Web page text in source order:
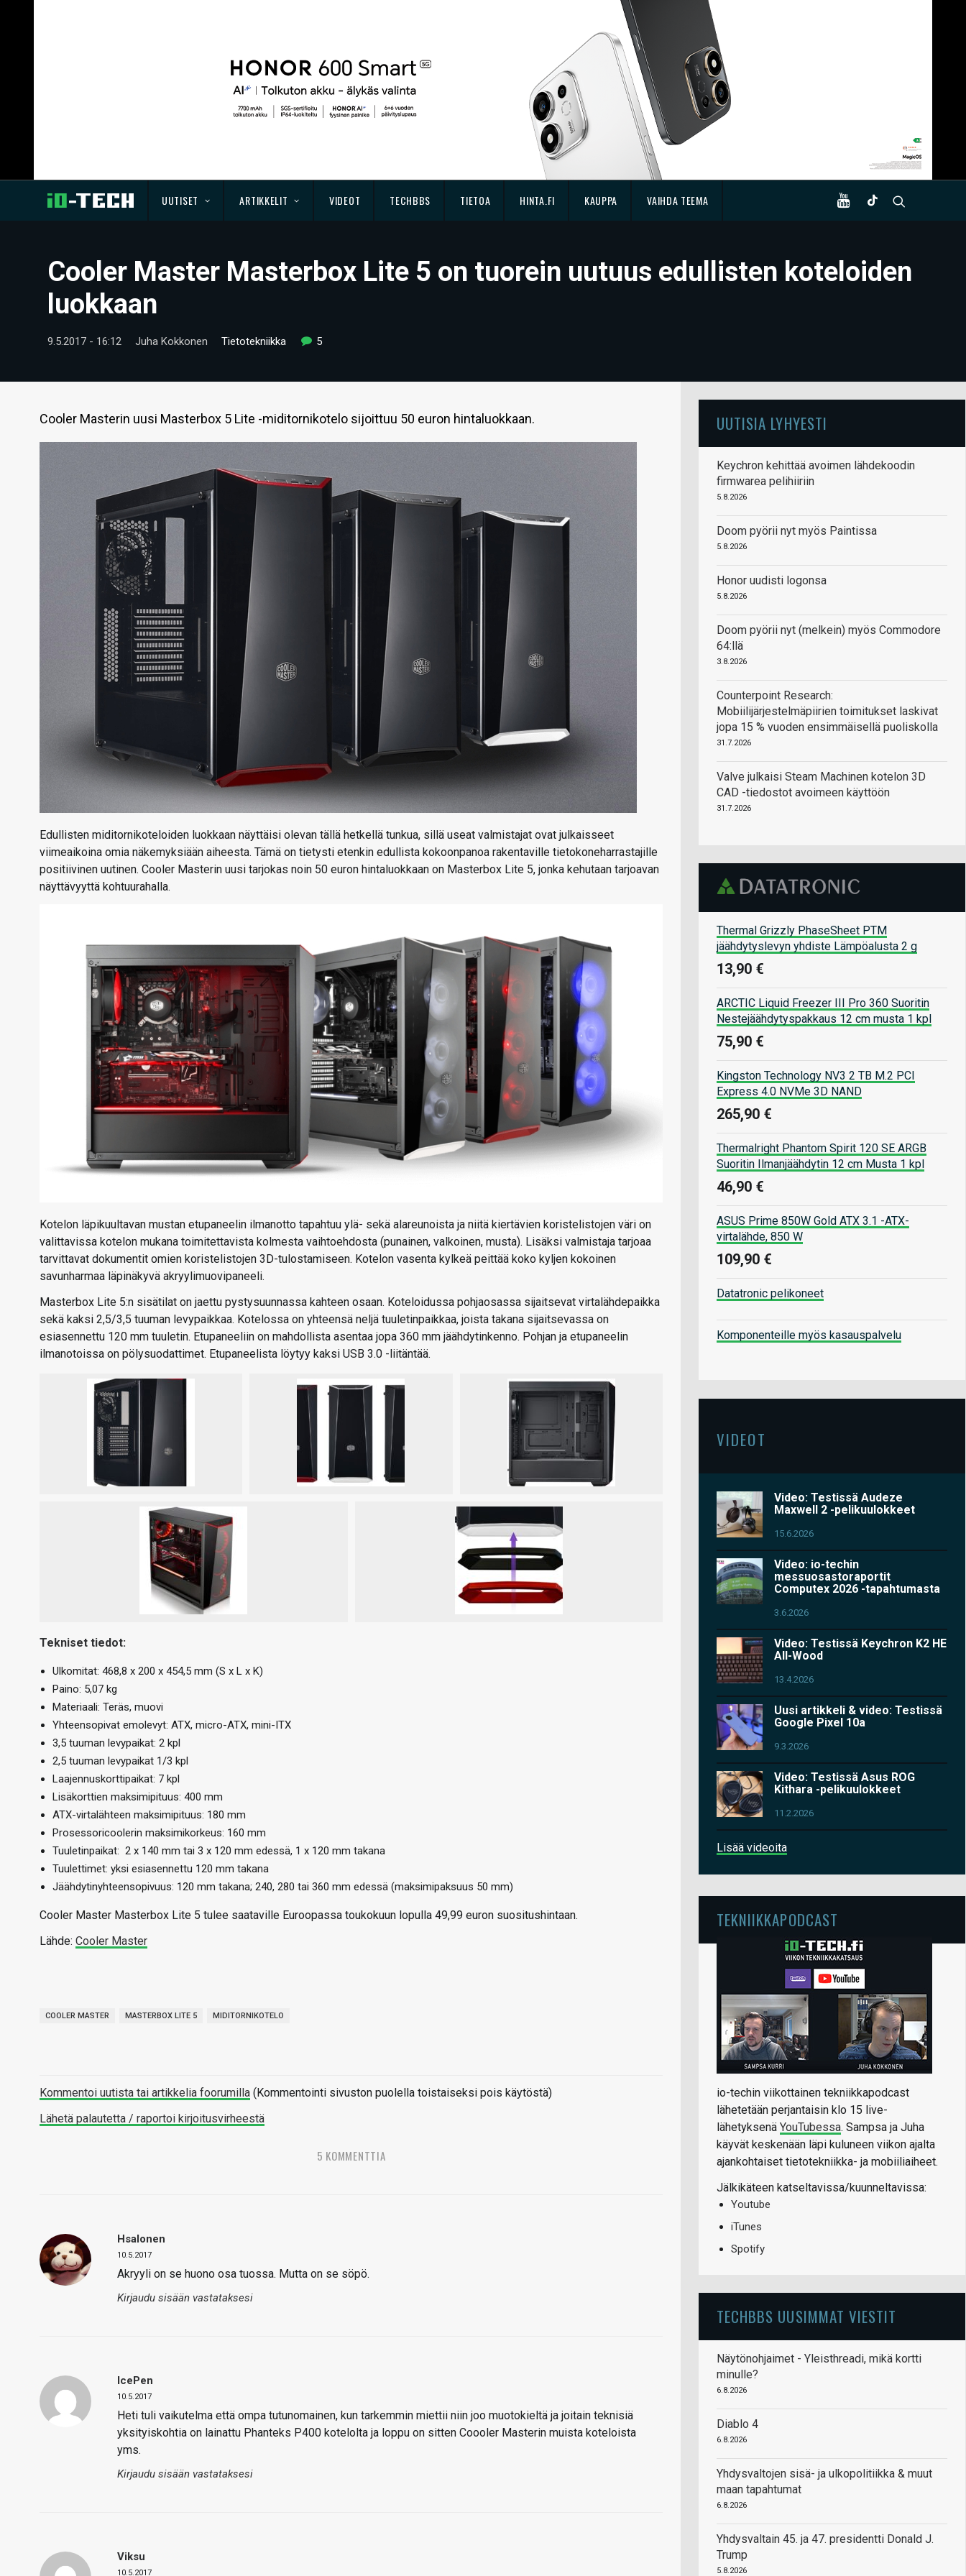
UUTISET ARTIKKELIT VIDEOT TECHBBS TIETOA HINTA.FI KAUPPA VAIHDA TEEMA
Cooler Master Masterbox Lite 5 on tuorein uutuus edullisten koteloiden
luokkaan
9.5.2017 - 16:12 Juha Kokkonen Tietotekniikka 5
Cooler Masterin uusi Masterbox 5 Lite -miditornikotelo sijoittuu 50 euron hintaluokkaan.
Edullisten miditornikoteloiden luokkaan näyttäisi olevan tällä hetkellä tunkua, sillä useat valmistajat ovat julkaisseet
viimeaikoina omia näkemyksiään aiheesta. Tämä on tietysti etenkin edullista kokoonpanoa rakentaville tietokoneharrastajille
positiivinen uutinen. Cooler Masterin uusi tarjokas noin 50 euron hintaluokkaan on Masterbox Lite 5, jonka kehutaan tarjoavan
näyttävyyttä kohtuurahalla.
Kotelon läpikuultavan mustan etupaneelin ilmanotto tapahtuu ylä- sekä alareunoista ja niitä kiertävien koristelistojen väri on
valittavissa kotelon mukana toimitettavista kolmesta vaihtoehdosta (punainen, valkoinen, musta). Lisäksi valmistaja tarjoaa
tarvittavat dokumentit omien koristelistojen 3D-tulostamiseen. Kotelon vasenta kylkeä peittää koko kyljen kokoinen
savunharmaa läpinäkyvä akryylimuovipaneeli.
Masterbox Lite 5:n sisätilat on jaettu pystysuunnassa kahteen osaan. Koteloidussa pohjaosassa sijaitsevat virtalähdepaikka
sekä kaksi 2,5/3,5 tuuman levypaikkaa. Kotelossa on yhteensä neljä tuuletinpaikkaa, joista takana sijaitsevassa on
esiasennettu 120 mm tuuletin. Etupaneeliin on mahdollista asentaa jopa 360 mm jäähdytinkenno. Pohjan ja etupaneelin
ilmanotoissa on pölysuodattimet. Etupaneelista löytyy kaksi USB 3.0 -liitäntää.
Tekniset tiedot:
Ulkomitat: 468,8 x 200 x 454,5 mm (S x L x K)
Paino: 5,07 kg
Materiaali: Teräs, muovi
Yhteensopivat emolevyt: ATX, micro-ATX, mini-ITX
3,5 tuuman levypaikat: 2 kpl
2,5 tuuman levypaikat 1/3 kpl
Laajennuskorttipaikat: 7 kpl
Lisäkorttien maksimipituus: 400 mm
ATX-virtalähteen maksimipituus: 180 mm
Prosessoricoolerin maksimikorkeus: 160 mm
Tuuletinpaikat: 2 x 140 mm tai 3 x 120 mm edessä, 1 x 120 mm takana
Tuulettimet: yksi esiasennettu 120 mm takana
Jäähdytinyhteensopivuus: 120 mm takana; 240, 280 tai 360 mm edessä (maksimipaksuus 50 mm)
Cooler Master Masterbox Lite 5 tulee saataville Euroopassa toukokuun lopulla 49,99 euron suositushintaan.
Lähde: Cooler Master
COOLER MASTER MASTERBOX LITE 5 MIDITORNIKOTELO
Kommentoi uutista tai artikkelia foorumilla (Kommentointi sivuston puolella toistaiseksi pois käytöstä)
Lähetä palautetta / raportoi kirjoitusvirheestä
5 KOMMENTTIA
Hsalonen
10.5.2017
Akryyli on se huono osa tuossa. Mutta on se söpö.
Kirjaudu sisään vastataksesi
IcePen
10.5.2017
Heti tuli vaikutelma että ompa tutunomainen, kun tarkemmin miettii niin joo muotokieltä ja joitain teknisiä
yksityiskohtia on lainattu Phanteks P400 kotelolta ja loppu on sitten Coooler Masterin muista koteloista
yms.
Kirjaudu sisään vastataksesi
Viksu
10.5.2017
UUTISIA LYHYESTI
Keychron kehittää avoimen lähdekoodin
firmwarea pelihiiriin
5.8.2026
Doom pyörii nyt myös Paintissa
5.8.2026
Honor uudisti logonsa
5.8.2026
Doom pyörii nyt (melkein) myös Commodore
64:llä
3.8.2026
Counterpoint Research:
Mobiilijärjestelmäpiirien toimitukset laskivat
jopa 15 % vuoden ensimmäisellä puoliskolla
31.7.2026
Valve julkaisi Steam Machinen kotelon 3D
CAD -tiedostot avoimeen käyttöön
31.7.2026
Thermal Grizzly PhaseSheet PTM
jäähdytyslevyn yhdiste Lämpöalusta 2 g
13,90 €
ARCTIC Liquid Freezer III Pro 360 Suoritin
Nestejäähdytyspakkaus 12 cm musta 1 kpl
75,90 €
Kingston Technology NV3 2 TB M.2 PCI
Express 4.0 NVMe 3D NAND
265,90 €
Thermalright Phantom Spirit 120 SE ARGB
Suoritin Ilmanjäähdytin 12 cm Musta 1 kpl
46,90 €
ASUS Prime 850W Gold ATX 3.1 -ATX-
virtalähde, 850 W
109,90 €
Datatronic pelikoneet
Komponenteille myös kasauspalvelu
VIDEOT
Video: Testissä Audeze
Maxwell 2 -pelikuulokkeet
15.6.2026
Video: io-techin
messuosastoraportit
Computex 2026 -tapahtumasta
3.6.2026
Video: Testissä Keychron K2 HE
All-Wood
13.4.2026
Uusi artikkeli & video: Testissä
Google Pixel 10a
9.3.2026
Video: Testissä Asus ROG
Kithara -pelikuulokkeet
11.2.2026
Lisää videoita
TEKNIIKKAPODCAST
io-techin viikottainen tekniikkapodcast
lähetetään perjantaisin klo 15 live-
lähetyksenä YouTubessa. Sampsa ja Juha
käyvät keskenään läpi kuluneen viikon ajalta
ajankohtaiset tietotekniikka- ja mobiiliaiheet.
Jälkikäteen katseltavissa/kuunneltavissa:
Youtube
iTunes
Spotify
TECHBBS UUSIMMAT VIESTIT
Näytönohjaimet - Yleisthreadi, mikä kortti
minulle?
6.8.2026
Diablo 4
6.8.2026
Yhdysvaltojen sisä- ja ulkopolitiikka & muut
maan tapahtumat
6.8.2026
Yhdysvaltain 45. ja 47. presidentti Donald J.
Trump
5.8.2026